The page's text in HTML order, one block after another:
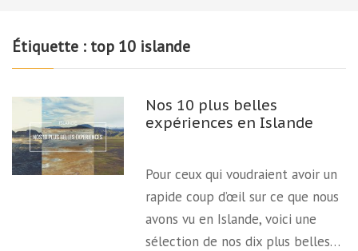
Étiquette : top 10 islande
Nos 10 plus belles
expériences en Islande
Pour ceux qui voudraient avoir un
rapide coup d’œil sur ce que nous
avons vu en Islande, voici une
sélection de nos dix plus belles…